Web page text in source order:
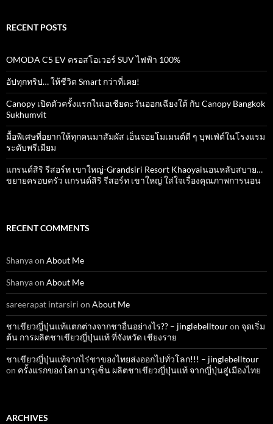
RECENT POSTS
OMODA C5 EV ครอสโอเวอร์ SUV ไฟฟ้า 100%
อัปทุกทริป… ให้ชีวิต Smart กว่าที่เคย!
Canopy เปิดตัวครั้งแรกในเอเชียตะวันออกเฉียงใต้ กับ Canopy Bangkok
Sukhumvit
มื้อพิเศษที่อยากให้ทุกคนมาสัมผัส เอ็นจอยโมเมนต์ดี ๆ บุพเฟ่ต์ในโรงแรม
ระดับพรีเมียม
แกรนด์สิริ​ รีสอร์ท​ เขาใหญ่​-Grandsiri​ Resort​ Khaoyaiนอนหลับสบาย…
ขยายครอบครัว แกรนด์สิริ รีสอร์ท เขาใหญ่ ใส่ใจเรื่องคุณภาพการนอน
RECENT COMMENTS
Shanyaon About Me
Shanyaon About Me
sareerapat intarsiri on About Me
ชาเขียวญี่ปุ่นแท้แตกต่างจากชาอื่นอย่างไร?? – jinglebelltouron จุดเริ่ม
ต้น การผลิตชาเขียวญี่ปุ่นแท้ ที่จังหวัด เชียงราย
ชาเขียวญี่ปุ่นแท้จากไร่ชาของไทยส่งออกไปทั่วโลก!!! – jinglebelltour
on ครั้งแรกของโลก มารุเซ็น ผลิตชาเขียวญี่ปุ่นแท้ จากญี่ปุ่นสู่เมืองไทย
ARCHIVES